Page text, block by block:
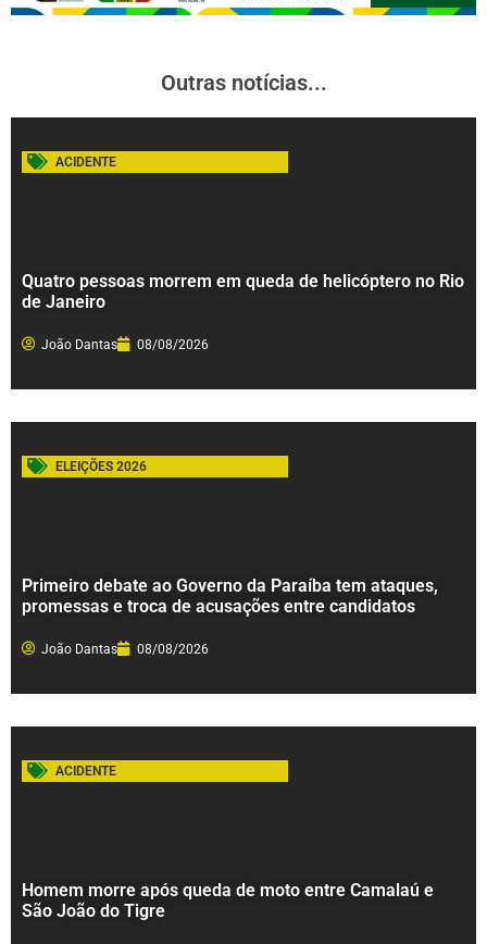
Outras notícias...
ACIDENTE
Quatro pessoas morrem em queda de helicóptero no Rio
de Janeiro
João Dantas 08/08/2026
ELEIÇÕES 2026
Primeiro debate ao Governo da Paraíba tem ataques,
promessas e troca de acusações entre candidatos
João Dantas 08/08/2026
ACIDENTE
Homem morre após queda de moto entre Camalaú e
São João do Tigre